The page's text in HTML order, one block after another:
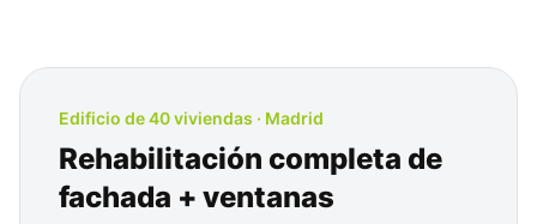
Edificio de 40 viviendas · Madrid
Rehabilitación completa de
fachada + ventanas